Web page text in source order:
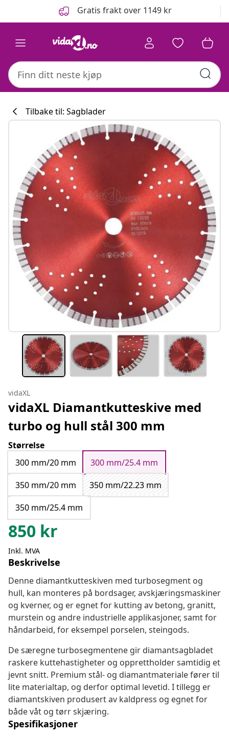
Gratis frakt over 1149 kr
Tilbake til: Sagblader
vidaXL
vidaXL Diamantkutteskive med
turbo og hull stål 300 mm
Størrelse
300 mm/20 mm
300 mm/25.4 mm
350 mm/20 mm
350 mm/22.23 mm
350 mm/25.4 mm
850 kr
Inkl. MVA
Beskrivelse
Denne diamantkutteskiven med turbosegment og
hull, kan monteres på bordsager, avskjæringsmaskiner
og kverner, og er egnet for kutting av betong, granitt,
murstein og andre industrielle applikasjoner, samt for
håndarbeid, for eksempel porselen, steingods.
De særegne turbosegmentene gir diamantsagbladet
raskere kuttehastigheter og opprettholder samtidig et
jevnt snitt. Premium stål- og diamantmateriale fører til
lite materialtap, og derfor optimal levetid. I tillegg er
diamantskiven produsert av kaldpress og egnet for
både våt og tørr skjæring.
Spesifikasjoner